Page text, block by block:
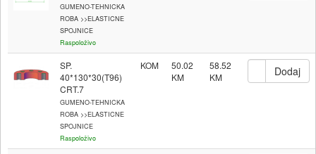
GUMENO-TEHNICKA
ROBA >>ELASTICNE
SPOJNICE
Raspoloživo
SP.
40*130*30(T96)
CRT.7
GUMENO-TEHNICKA
ROBA >>ELASTICNE
SPOJNICE
Raspoloživo
KOM 50.02 58.52